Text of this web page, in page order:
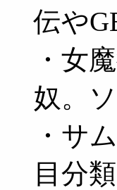
伝や
・女
奴。
・サ
目分